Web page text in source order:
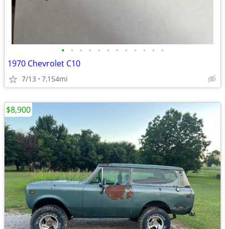
• • • • • • • • • • • •
1970 Chevrolet C10
7/13 7,154mi
$8,900